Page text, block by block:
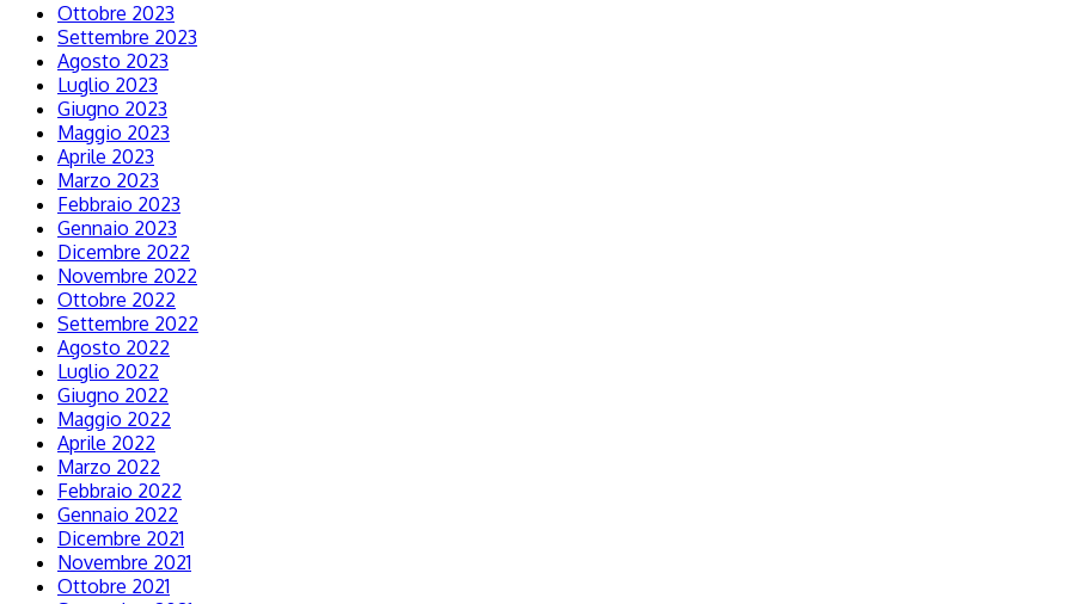
Ottobre 2023
Settembre 2023
Agosto 2023
Luglio 2023
Giugno 2023
Maggio 2023
Aprile 2023
Marzo 2023
Febbraio 2023
Gennaio 2023
Dicembre 2022
Novembre 2022
Ottobre 2022
Settembre 2022
Agosto 2022
Luglio 2022
Giugno 2022
Maggio 2022
Aprile 2022
Marzo 2022
Febbraio 2022
Gennaio 2022
Dicembre 2021
Novembre 2021
Ottobre 2021